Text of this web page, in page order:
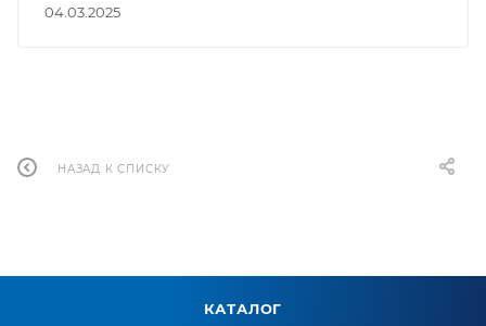
04.03.2025
НАЗАД К СПИСКУ
КАТАЛОГ